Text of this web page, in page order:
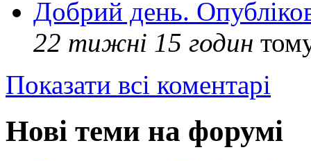
Добрий день.
22 тижні 15 годин
Показати всі коментарі
Нові теми на форумі